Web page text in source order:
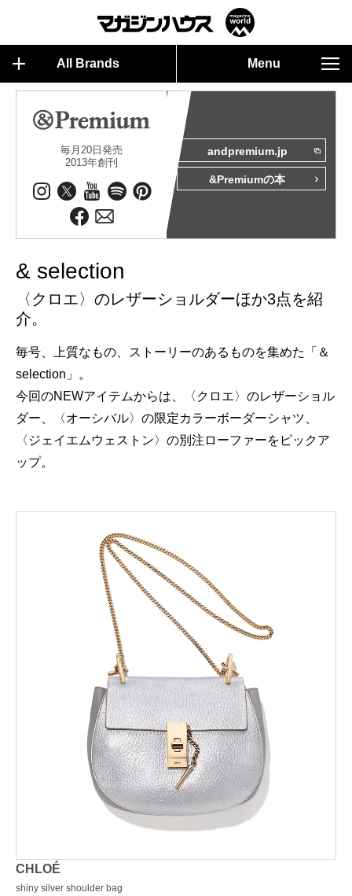
All Brands Menu
毎月20日発売
2013年創刊
andpremium.jp
&Premiumの本
& selection
〈クロエ〉のレザーショルダーほか3点を紹
介。
毎号、上質なもの、ストーリーのあるものを集めた「＆
selection」。
今回のNEWアイテムからは、〈クロエ〉のレザーショル
ダー、〈オーシバル〉の限定カラーボーダーシャツ、
〈ジェイエムウェストン〉の別注ローファーをピックア
ップ。
CHLOÉ
shiny silver shoulder bag